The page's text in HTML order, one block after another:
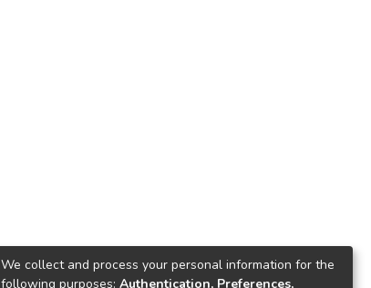
We collect and process your personal information for the
following purposes: Authentication, Preferences,